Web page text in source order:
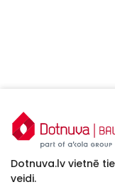
Dotnuva.lv vietnē
veidi.